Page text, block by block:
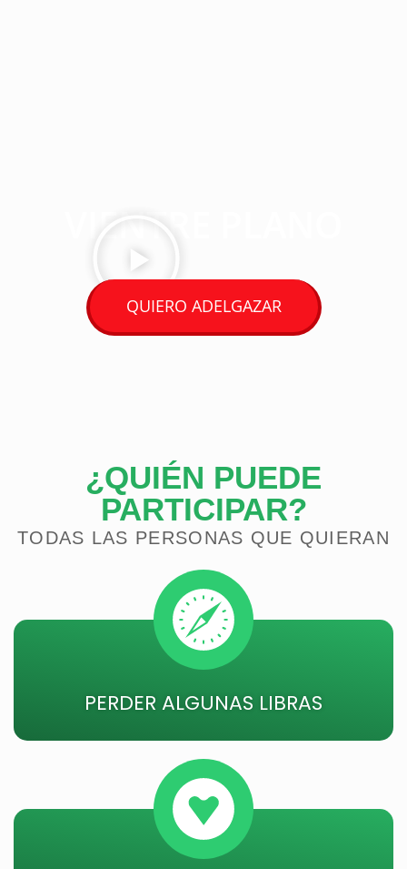
QUIERO ADELGAZAR
¿QUIÉN PUEDE
PARTICIPAR?
TODAS LAS PERSONAS QUE QUIERAN
PERDER ALGUNAS LIBRAS